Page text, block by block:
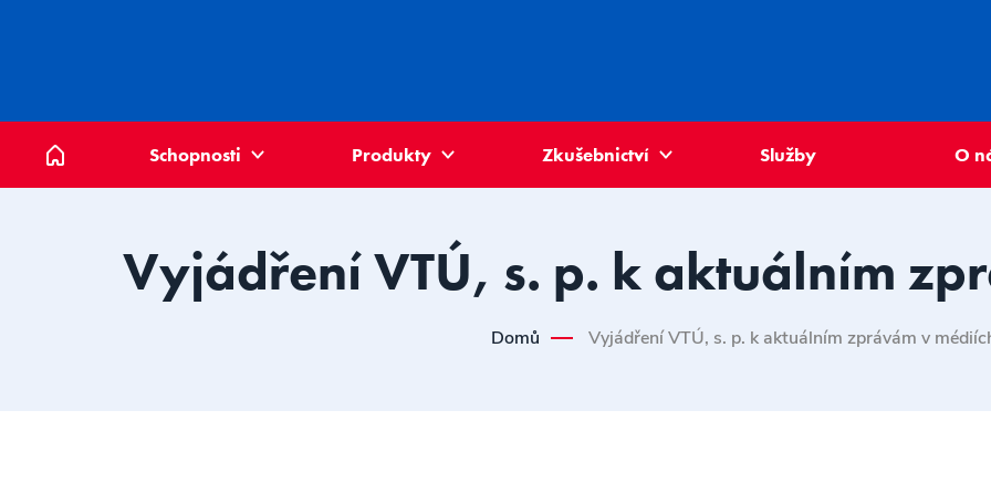
Schopnosti
Produkty Zkušebnictví Služby O
Vyjádření VTÚ, s. p. k aktuálním
Domů Vyjádření VTÚ, s. p. k aktuálním zprávám v